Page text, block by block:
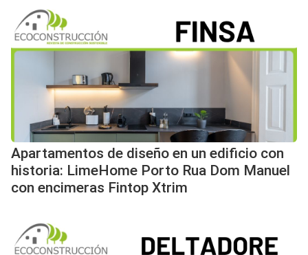
Apartamentos de diseño en un edificio con
historia: LimeHome Porto Rua Dom Manuel
con encimeras Fintop Xtrim